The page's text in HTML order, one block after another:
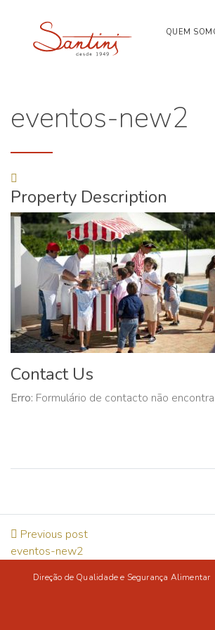
QUEM
eventos-new2
Property Description
Contact Us
Erro: Formulário de contacto não
Previous post
eventos-new2
Direção de Qualidade e Segurança Alimentar